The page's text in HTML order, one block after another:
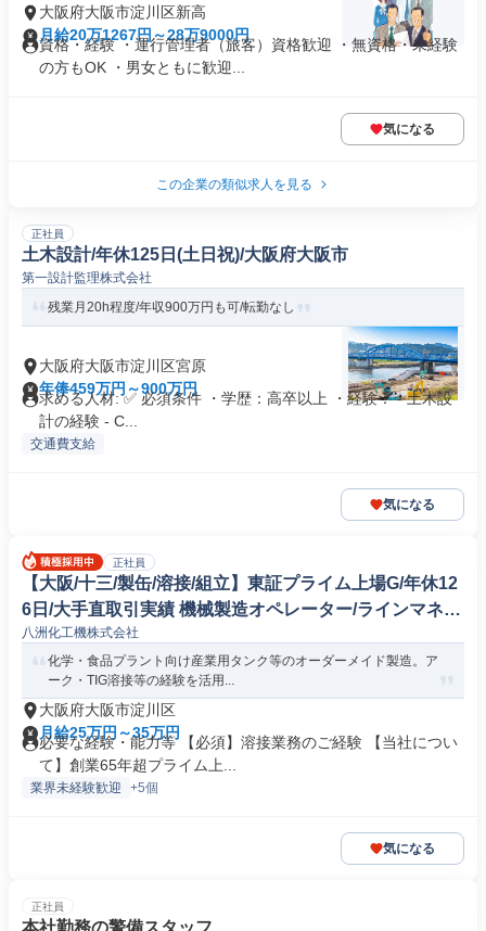
大阪府大阪市淀川区新高
月給20万1267円～28万9000円
資格・経験 ・運行管理者（旅客）資格歓迎 ・無資格・未経験
の方もOK ・男女ともに歓迎...
気になる
この企業の類似求人を見る
正社員
土木設計/年休125日(土日祝)/大阪府大阪市
第一設計監理株式会社
残業月20h程度/年収900万円も可/転勤なし
大阪府大阪市淀川区宮原
年俸459万円～900万円
求める人材: ✅ 必須条件 ・学歴：高卒以上 ・経験： - 土木設
計の経験 - C...
交通費支給
気になる
正社員
【大阪/十三/製缶/溶接/組立】東証プライム上場G/年休12
6日/大手直取引実績 機械製造オペレーター/ラインマネー
ジャー
八洲化工機株式会社
化学・食品プラント向け産業用タンク等のオーダーメイド製造。ア
ーク・TIG溶接等の経験を活用...
大阪府大阪市淀川区
月給25万円～35万円
必要な経験・能力等 【必須】溶接業務のご経験 【当社につい
て】創業65年超プライム上...
業界未経験歓迎 +5個
気になる
正社員
本社勤務の警備スタッフ